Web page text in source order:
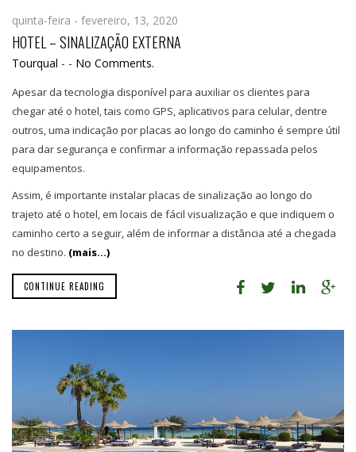
quinta-feira - fevereiro, 13, 2020
HOTEL – SINALIZAÇÃO EXTERNA
Tourqual - - No Comments.
Apesar da tecnologia disponível para auxiliar os clientes para
chegar até o hotel, tais como GPS, aplicativos para celular, dentre
outros, uma indicação por placas ao longo do caminho é sempre útil
para dar segurança e confirmar a informação repassada pelos
equipamentos.
Assim, é importante instalar placas de sinalização ao longo do
trajeto até o hotel, em locais de fácil visualização e que indiquem o
caminho certo a seguir, além de informar a distância até a chegada
no destino. (mais…)
CONTINUE READING